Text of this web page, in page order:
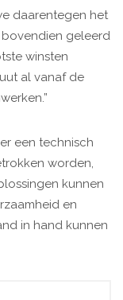
daarentegen het
geleerd
winsten
al vanaf de
een technisch
worden,
kunnen
en
in hand kunnen